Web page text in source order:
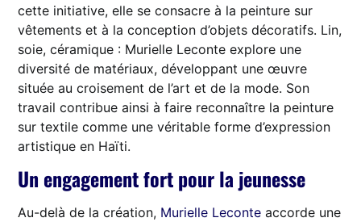
cette initiative, elle se consacre à la peinture sur
vêtements et à la conception d’objets décoratifs. Lin,
soie, céramique : Murielle Leconte explore une
diversité de matériaux, développant une œuvre
située au croisement de l’art et de la mode. Son
travail contribue ainsi à faire reconnaître la peinture
sur textile comme une véritable forme d’expression
artistique en Haïti.
Un engagement fort pour la jeunesse
Au-delà de la création, Murielle Leconte accorde une